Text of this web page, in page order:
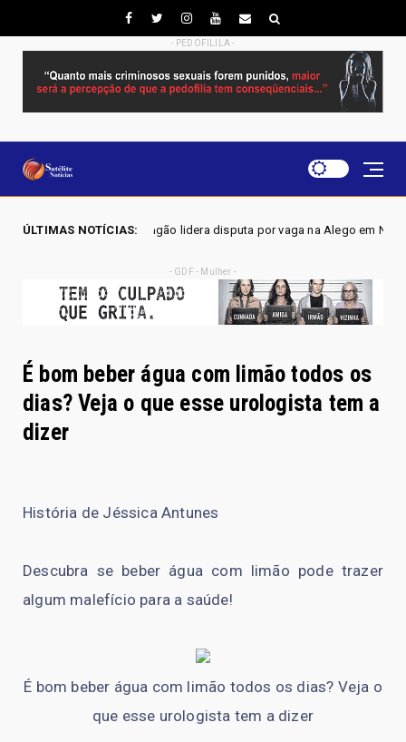
- PEDOFILILA -
ÚLTIMAS NOTÍCIAS:
Mangão lidera disputa por vaga na Alego em Novo Gama, aponta
- GDF - Mulher -
É bom beber água com limão todos os
dias? Veja o que esse urologista tem a
dizer
História de Jéssica Antunes
Descubra se beber água com limão pode trazer
algum malefício para a saúde!
É bom beber água com limão todos os dias? Veja o
que esse urologista tem a dizer